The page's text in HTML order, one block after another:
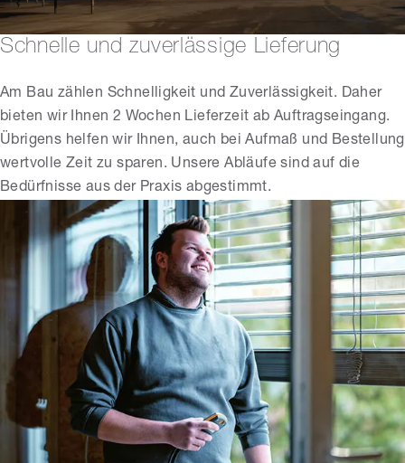
Schnelle und zuverlässige Lieferung
Am Bau zählen Schnelligkeit und Zuverlässigkeit. Daher
bieten wir Ihnen 2 Wochen Lieferzeit ab Auftragseingang.
Übrigens helfen wir Ihnen, auch bei Aufmaß und Bestellung
wertvolle Zeit zu sparen. Unsere Abläufe sind auf die
Bedürfnisse aus der Praxis abgestimmt.